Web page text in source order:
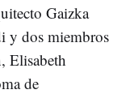
Gaizka
y dos miembros
Elisabeth
de